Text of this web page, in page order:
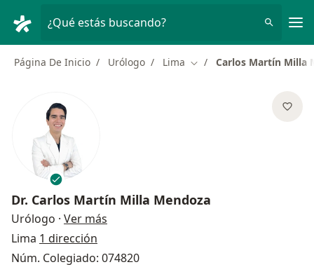
¿Qué estás buscando?
Página De Inicio Urólogo Lima Cambiar de ciudad
Carlos Martín Milla
Dr. Carlos Martín Milla Mendoza
Urólogo · Ver más
Lima 1 dirección
Núm. Colegiado: 074820